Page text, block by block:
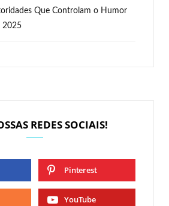
Que Controlam o Humor
2025
REDES SOCIAIS!
Pinterest
YouTube